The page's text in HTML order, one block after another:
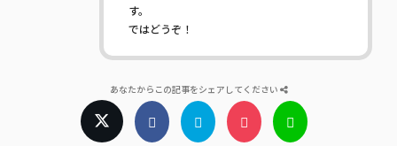
す。
ではどうぞ！
あなたからこの記事をシェアしてください